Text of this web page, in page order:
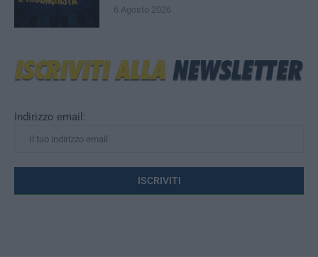
Indirizzo email:
6 Agosto 2026